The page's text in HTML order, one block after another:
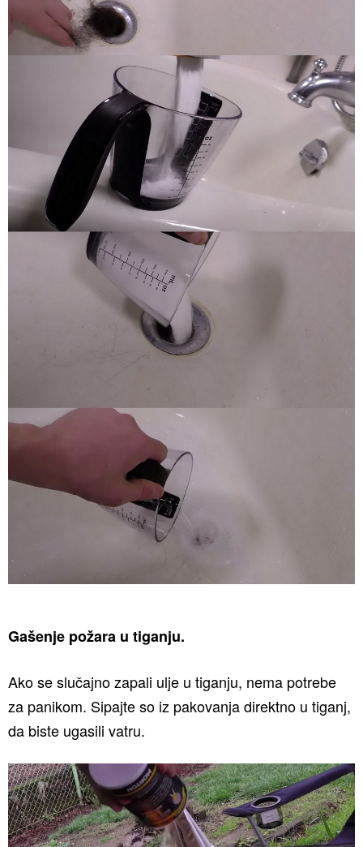
Gašenje požara u tiganju.
Ako se slučajno zapali ulje u tiganju, nema potrebe
za panikom. Sipajte so iz pakovanja direktno u tiganj,
da biste ugasili vatru.